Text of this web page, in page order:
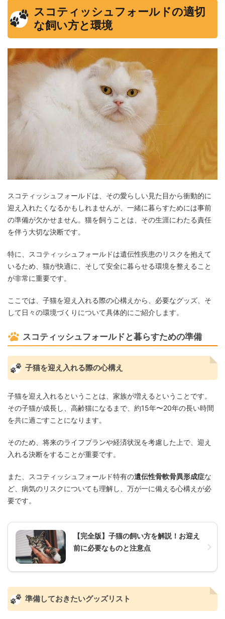
スコティッシュフォールドの適切
な飼い方と環境
スコティッシュフォールドは、その愛らしい見た目から衝動的に
迎え入れたくなるかもしれませんが、一緒に暮らすためには事前
の準備が欠かせません。猫を飼うことは、その生涯にわたる責任
を伴う大切な決断です。
特に、スコティッシュフォールドは遺伝性疾患のリスクを抱えて
いるため、猫が快適に、そして安全に暮らせる環境を整えること
が非常に重要です。
ここでは、子猫を迎え入れる際の心構えから、必要なグッズ、そ
して日々の環境づくりについて具体的にご紹介します。
スコティッシュフォールドと暮らすための準備
子猫を迎え入れる際の心構え
子猫を迎え入れるということは、家族が増えるということです。
その子猫が成長し、高齢猫になるまで、約15年〜20年の長い時間
を共に過ごすことになります。
そのため、将来のライフプランや経済状況を考慮した上で、迎え
入れる決断をすることが重要です。
また、スコティッシュフォールド特有の遺伝性骨軟骨異形成症な
ど、病気のリスクについても理解し、万が一に備える心構えが必
要です。
【完全版】子猫の飼い方を解説！お迎え
前に必要なものと注意点
準備しておきたいグッズリスト